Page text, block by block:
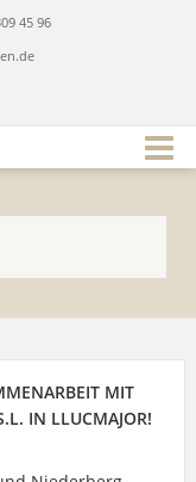
45 96
MIT
IN LLUCMAJOR!